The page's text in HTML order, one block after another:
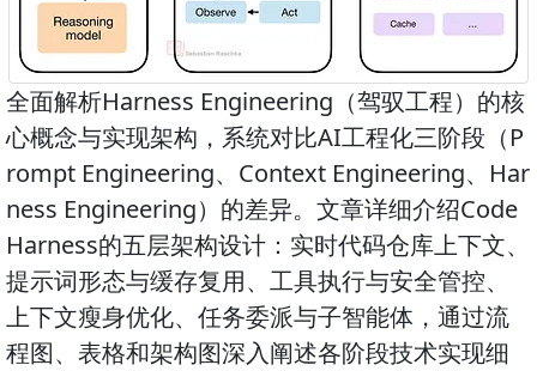
全面解析Harness Engineering（驾驭工程）的核
心概念与实现架构，系统对比AI工程化三阶段（P
rompt Engineering、Context Engineering、Har
ness Engineering）的差异。文章详细介绍Code
Harness的五层架构设计：实时代码仓库上下文、
提示词形态与缓存复用、工具执行与安全管控、
上下文瘦身优化、任务委派与子智能体，通过流
程图、表格和架构图深入阐述各阶段技术实现细